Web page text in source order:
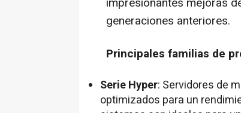
generaciones anteriores.
Principales familias de
Serie Hyper: Servidores de
optimizados para un